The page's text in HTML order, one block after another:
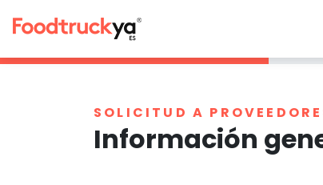
SOLICITUD A
Información